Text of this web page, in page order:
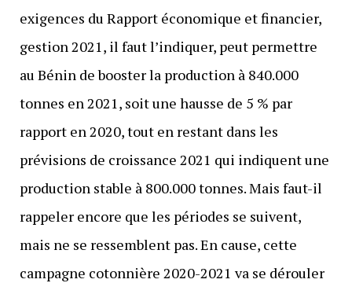
exigences du Rapport économique et financier,
gestion 2021, il faut l’indiquer, peut permettre
au Bénin de booster la production à 840.000
tonnes en 2021, soit une hausse de 5 % par
rapport en 2020, tout en restant dans les
prévisions de croissance 2021 qui indiquent une
production stable à 800.000 tonnes. Mais faut-il
rappeler encore que les périodes se suivent,
mais ne se ressemblent pas. En cause, cette
campagne cotonnière 2020-2021 va se dérouler